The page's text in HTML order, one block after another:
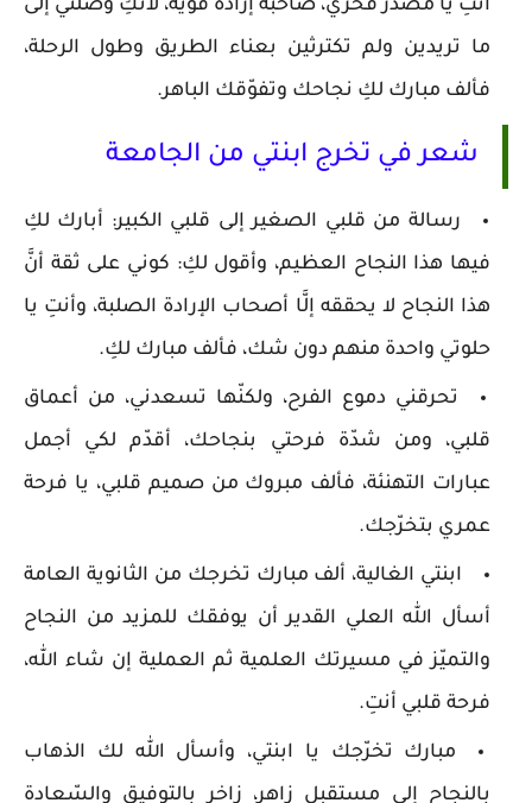
أنتِ يا مصدر فخري، صاحبة إرادة قوية، لأنّكِ وصلتي إلى
ما تريدين ولم تكترثين بعناء الطريق وطول الرحلة،
فألف مبارك لكِ نجاحك وتفوّقك الباهر.
شعر في تخرج ابنتي من الجامعة
رسالة من قلبي الصغير إلى قلبي الكبير: أبارك لكِ
فيها هذا النجاح العظيم، وأقول لكِ: كوني على ثقة أنَّ
هذا النجاح لا يحققه إلَّا أصحاب الإرادة الصلبة، وأنتِ يا
حلوتي واحدة منهم دون شك، فألف مبارك لكِ.
تحرقني دموع الفرح، ولكنّها تسعدني، من أعماق
قلبي، ومن شدّة فرحتي بنجاحك، أقدّم لكي أجمل
عبارات التهنئة، فألف مبروك من صميم قلبي، يا فرحة
عمري بتخرّجك.
ابنتي الغالية، ألف مبارك تخرجك من الثانوية العامة
أسأل الله العلي القدير أن يوفقك للمزيد من النجاح
والتميّز في مسيرتك العلمية ثم العملية إن شاء الله،
فرحة قلبي أنتِ.
مبارك تخرّجك يا ابنتي، وأسأل الله لك الذهاب
بالنجاح إلى مستقبل زاهر، زاخر بالتوفيق والسّعادة